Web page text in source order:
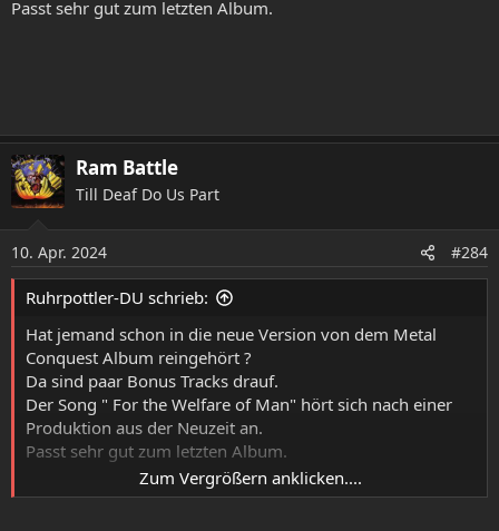
Passt sehr gut zum letzten Album.
Ram Battle
Till Deaf Do Us Part
10. Apr. 2024 #284
Ruhrpottler-DU schrieb:
Hat jemand schon in die neue Version von dem Metal
Conquest Album reingehört ?
Da sind paar Bonus Tracks drauf.
Der Song " For the Welfare of Man" hört sich nach einer
Produktion aus der Neuzeit an.
Passt sehr gut zum letzten Album.
Zum Vergrößern anklicken....